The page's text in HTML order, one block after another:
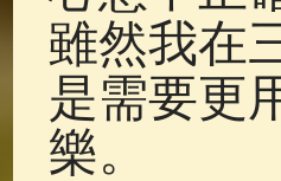
雖然我在
是需要更
樂。